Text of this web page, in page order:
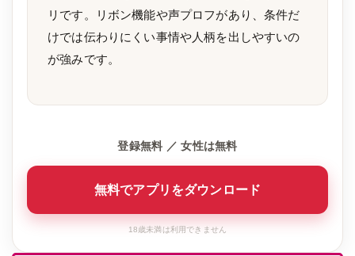
リです。リボン機能や声プロフがあり、条件だ
けでは伝わりにくい事情や人柄を出しやすいの
が強みです。
登録無料 ／ 女性は無料
無料でアプリをダウンロード
18歳未満は利用できません